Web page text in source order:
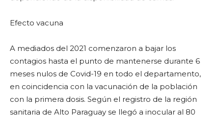
Efecto vacuna
A mediados del 2021 comenzaron a bajar los
contagios hasta el punto de mantenerse durante 6
meses nulos de Covid-19 en todo el departamento,
en coincidencia con la vacunación de la población
con la primera dosis. Según el registro de la región
sanitaria de Alto Paraguay se llegó a inocular al 80